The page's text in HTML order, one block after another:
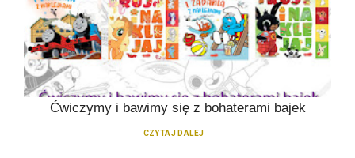
Ćwiczymy i bawimy się z bohaterami bajek
CZYTAJ DALEJ